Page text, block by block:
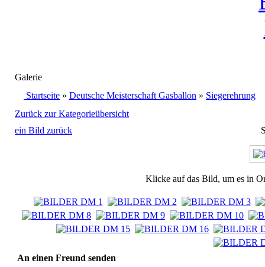
Galerie
Startseite » Deutsche Meisterschaft Gasballon » Siegerehrung
Zurück zur Kategorieübersicht
ein Bild zurück
Klicke auf das Bild, um es in
An einen Freund senden